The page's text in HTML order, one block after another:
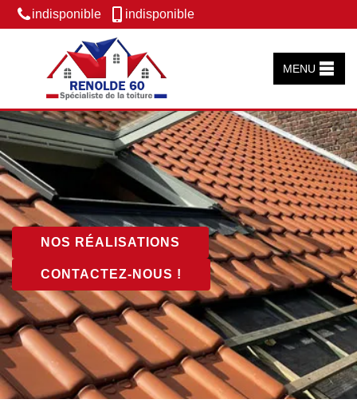
indisponible indisponible
MENU
NOS RÉALISATIONS
CONTACTEZ-NOUS !